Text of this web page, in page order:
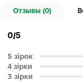
Отзывы (0)
0/5
5 зірок
4 зірки
3 зірки